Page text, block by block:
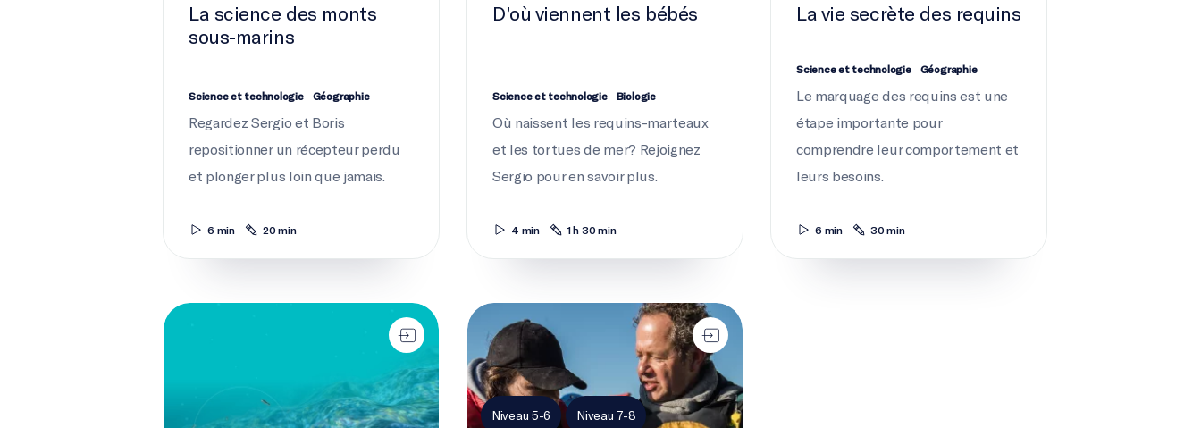
La science des monts
sous-marins
Science et technologie Géographie
Regardez Sergio et Boris
repositionner un récepteur perdu
et plonger plus loin que jamais.
6 min 20 min
D’où viennent les bébés
Science et technologie Biologie
Où naissent les requins-marteaux
et les tortues de mer? Rejoignez
Sergio pour en savoir plus.
4 min 1 h 30 min
La vie secrète des requins
Science et technologie Géographie
Le marquage des requins est une
étape importante pour
comprendre leur comportement et
leurs besoins.
6 min 30 min
Détectives des profondeurs Passe à l'action pour la pêche durable
Niveau 5-6 Niveau 7-8